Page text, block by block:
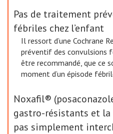
Pas de traitement
fébriles chez l’enfant
Il ressort d’une Cochrane
préventif des convulsions
être recommandé, que ce
moment d’un épisode
Noxafil®
gastro-résistants et
pas simplement